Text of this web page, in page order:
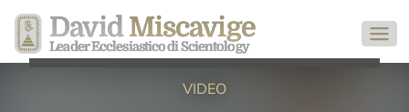
David Miscavige
Leader Ecclesiastico di Scientology
VIDEO